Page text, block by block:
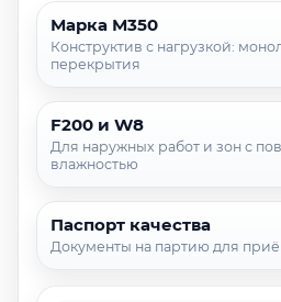
Марка М350
Конструктив с нагрузкой:
перекрытия
F200 и W8
Для наружных работ и зон с
влажностью
Паспорт качества
Документы на партию для